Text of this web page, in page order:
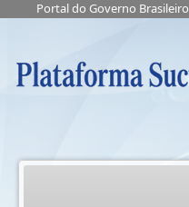
Portal do Governo Brasileiro